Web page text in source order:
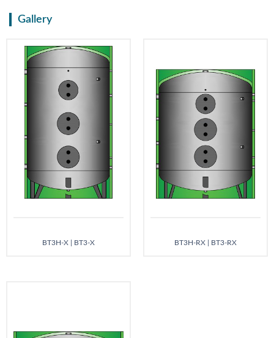
Gallery
BT3H-X | BT3-X BT3H-RX | BT3-RX